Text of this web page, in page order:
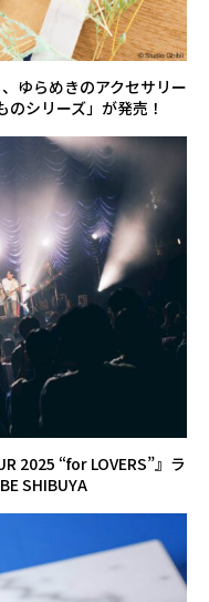
ゆらめきのアクセサリー
のシリーズ」が発売！
2025 “for LOVERS”』ラ
SHIBUYA